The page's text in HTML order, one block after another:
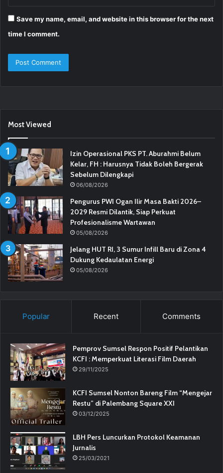
Save my name, email, and website in this browser for the next
time I comment.
Most Viewed
Izin Operasional PKS PT. Aburahmi Belum
Kelar, FH : Harusnya Tidak Boleh Bergerak
Sebelum Dilengkapi
06/08/2026
Pengurus PWI Ogan Ilir Masa Bakti 2026–
2029 Resmi Dilantik, Siap Perkuat
Profesionalisme Wartawan
05/08/2026
Jelang HUT RI, 3 Sumur Infill Baru di Zona 4
Dukung Kedaulatan Energi
05/08/2026
Popular Recent Comments
Pemprov Sumsel Respon Positif Pelantikan
KCFI : Memperkuat Literasi Film Daerah
29/11/2025
KCFI Sumsel Nonton Bareng Film “Mengejar
Restu” di Palembang Square XXI
03/12/2025
LBH Pers Luncurkan Protokol Keamanan
Jurnalis
25/03/2021